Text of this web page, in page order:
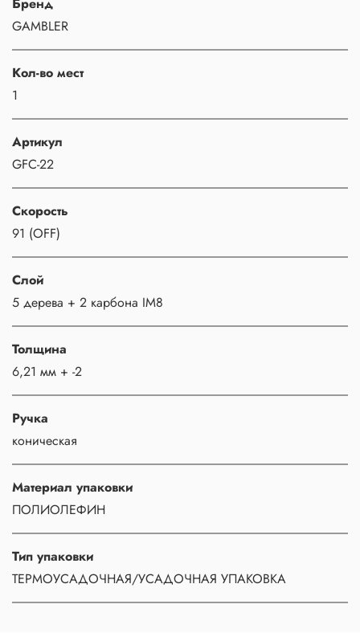
GAMBLER
Кол-во мест
1
Артикул
GFC-22
Скорость
91 (OFF)
Слой
5 дерева + 2 карбона IM8
Толщина
6,21 мм + -2
Ручка
коническая
Материал упаковки
ПОЛИОЛЕФИН
Тип упаковки
ТЕРМОУСАДОЧНАЯ/УСАДОЧНАЯ УПАКОВКА